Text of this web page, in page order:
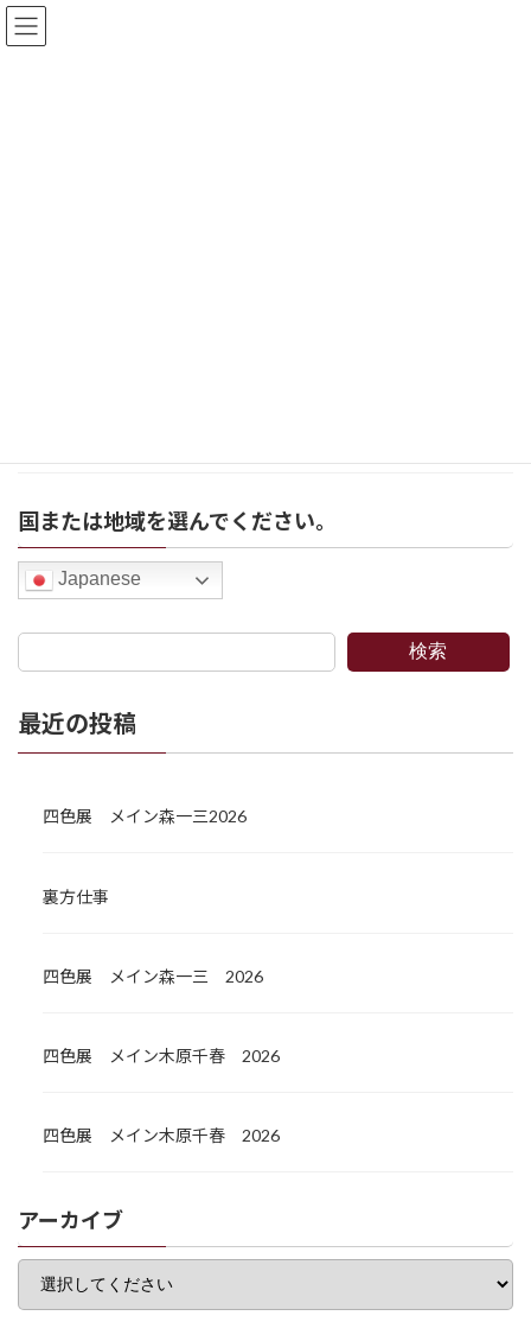
コ
ン
ナ
ビ
国または地域を選んでください。
Japanese
検索
最近の投稿
四色展 メイン森一三2026
裏方仕事
四色展 メイン森一三 2026
四色展 メイン木原千春 2026
四色展 メイン木原千春 2026
アーカイブ